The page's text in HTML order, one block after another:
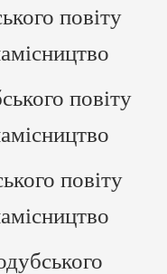
повіту
повіту
повіту